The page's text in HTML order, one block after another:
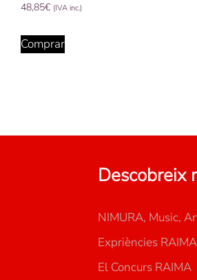
48,85€ (IVA inc.)
Comprar
Descobreix
NIMURA, Music,
Expriències
El Concurs RAIMA